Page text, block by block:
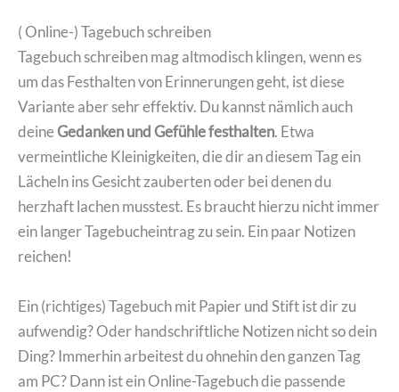
( Online-) Tagebuch schreiben
Tagebuch schreiben mag altmodisch klingen, wenn es
um das Festhalten von Erinnerungen geht, ist diese
Variante aber sehr effektiv. Du kannst nämlich auch
deineGedanken und Gefühle festhalten. Etwa
vermeintliche Kleinigkeiten, die dir an diesem Tag ein
Lächeln ins Gesicht zauberten oder bei denen du
herzhaft lachen musstest. Es braucht hierzu nicht immer
ein langer Tagebucheintrag zu sein. Ein paar Notizen
reichen!
Ein (richtiges) Tagebuch mit Papier und Stift ist dir zu
aufwendig? Oder handschriftliche Notizen nicht so dein
Ding? Immerhin arbeitest du ohnehin den ganzen Tag
am PC? Dann ist ein Online-Tagebuch die passende